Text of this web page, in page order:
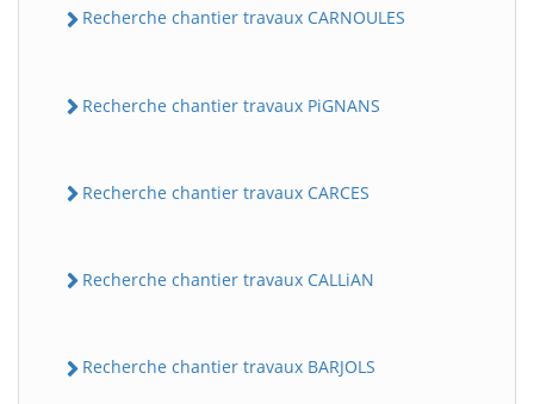
Recherche chantier travaux CARNOULES
Recherche chantier travaux PiGNANS
Recherche chantier travaux CARCES
Recherche chantier travaux CALLiAN
Recherche chantier travaux BARJOLS